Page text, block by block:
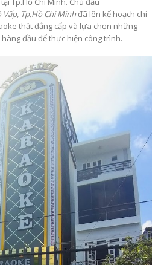
Vấp, Tp.Hồ Chí Minhđã lên kế hoạch chi
thật đẳng cấp và lựa chọn những
đầu để thực hiện công trình.